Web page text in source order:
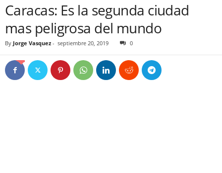
Caracas: Es la segunda ciudad
mas peligrosa del mundo
By Jorge Vasquez - septiembre 20, 2019 0